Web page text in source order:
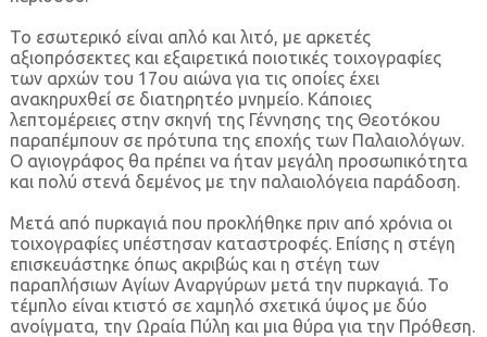
Το εσωτερικό είναι απλό και λιτό, με αρκετές
αξιοπρόσεκτες και εξαιρετικά ποιοτικές τοιχογραφίες
των αρχών του 17ου αιώνα για τις οποίες έχει
ανακηρυχθεί σε διατηρητέο μνημείο. Κάποιες
λεπτομέρειες στην σκηνή της Γέννησης της Θεοτόκου
παραπέμπουν σε πρότυπα της εποχής των Παλαιολόγων.
Ο αγιογράφος θα πρέπει να ήταν μεγάλη προσωπικότητα
και πολύ στενά δεμένος με την παλαιολόγεια παράδοση.
Μετά από πυρκαγιά που προκλήθηκε πριν από χρόνια οι
τοιχογραφίες υπέστησαν καταστροφές. Επίσης η στέγη
επισκευάστηκε όπως ακριβώς και η στέγη των
παραπλήσιων Αγίων Αναργύρων μετά την πυρκαγιά. Το
τέμπλο είναι κτιστό σε χαμηλό σχετικά ύψος με δύο
ανοίγματα, την Ωραία Πύλη και μια θύρα για την Πρόθεση.